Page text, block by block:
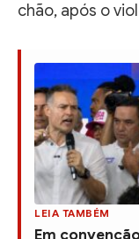
chão, após o
LEIA TAMBÉM
Em